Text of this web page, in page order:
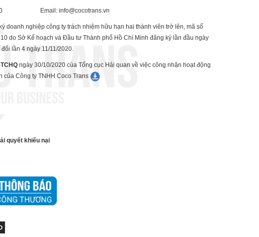
Email: info@cocotrans.vn
doanh nghiệp công ty trách nhiệm hữu hạn hai thành viên trở lên, mã số
do Sở Kế hoạch và Đầu tư Thành phố Hồ Chí Minh đăng ký lần đầu ngày
lần 4 ngày 11/11/2020.
ngày 30/10/2020 của Tổng cục Hải quan về việc công nhận hoạt động
của Công ty TNHH Coco Trans
quyết khiếu nại